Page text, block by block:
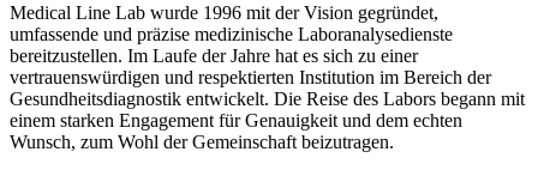
Medical Line Lab wurde 1996 mit der Vision gegründet,
umfassende und präzise medizinische Laboranalysedienste
bereitzustellen. Im Laufe der Jahre hat es sich zu einer
vertrauenswürdigen und respektierten Institution im Bereich der
Gesundheitsdiagnostik entwickelt. Die Reise des Labors begann mit
einem starken Engagement für Genauigkeit und dem echten
Wunsch, zum Wohl der Gemeinschaft beizutragen.